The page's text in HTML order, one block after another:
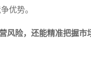
优势。
风险，还能精准把握市